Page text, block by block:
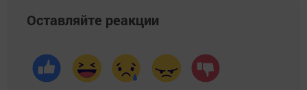
Оставляйте реакции